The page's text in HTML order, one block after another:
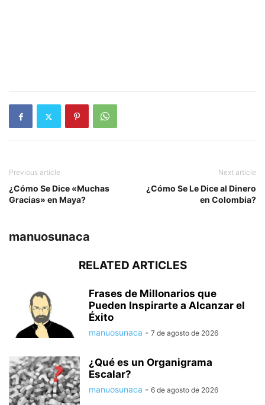
Previous article
¿Cómo Se Dice «Muchas
Gracias» en Maya?
Next article
¿Cómo Se Le Dice al Dinero
en Colombia?
manuosunaca
RELATED ARTICLES
Frases de Millonarios que
Pueden Inspirarte a Alcanzar el
Éxito
manuosunaca - 7 de agosto de 2026
¿Qué es un Organigrama
Escalar?
manuosunaca - 6 de agosto de 2026